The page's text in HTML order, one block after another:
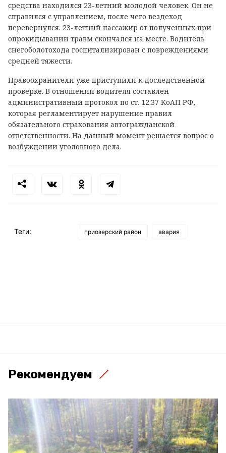
средства находился 23-летний молодой человек. Он не
справился с управлением, после чего вездеход
перевернулся. 23-летний пассажир от полученных при
опрокидывании травм скончался на месте. Водитель
снегоболотохода госпитализирован с повреждениями
средней тяжести.
Правоохранители уже приступили к доследственной
проверке. В отношении водителя составлен
административный протокол по ст. 12.37 КоАП РФ,
которая регламентирует нарушение правил
обязательного страхования автогражданской
ответственности. На данный момент решается вопрос о
возбуждении уголовного дела.
Теги: приозерский район авария
Рекомендуем